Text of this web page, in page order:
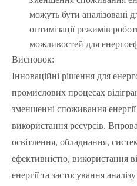
можуть бути аналізовані
оптимізації режимів
можливостей для
Висновок:
Інноваційні рішення для
промислових процесах
зменшенні споживання енергії
використання ресурсів.
освітлення, обладнання,
ефективністю, використання
енергії та застосування